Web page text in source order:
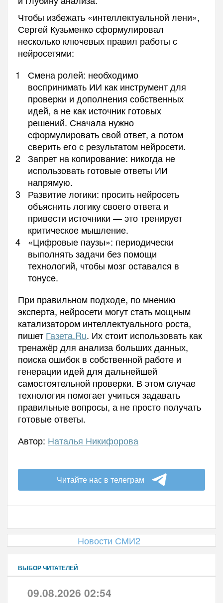
Чтобы избежать «интеллектуальной лени»,
Сергей Кузьменко сформулировал
несколько ключевых правил работы с
нейросетями:
Смена ролей: необходимо
воспринимать ИИ как инструмент для
проверки и дополнения собственных
идей, а не как источник готовых
решений. Сначала нужно
сформулировать свой ответ, а потом
сверить его с результатом нейросети.
Запрет на копирование: никогда не
использовать готовые ответы ИИ
напрямую.
Развитие логики: просить нейросеть
объяснить логику своего ответа и
привести источники — это тренирует
критическое мышление.
«Цифровые паузы»: периодически
выполнять задачи без помощи
технологий, чтобы мозг оставался в
тонусе.
При правильном подходе, по мнению
эксперта, нейросети могут стать мощным
катализатором интеллектуального роста,
пишет Газета.Ru. Их стоит использовать как
тренажёр для анализа больших данных,
поиска ошибок в собственной работе и
генерации идей для дальнейшей
самостоятельной проверки. В этом случае
технология помогает учиться задавать
правильные вопросы, а не просто получать
готовые ответы.
Автор: Наталья Никифорова
Читайте нас в телеграм
Новости СМИ2
ВЫБОР ЧИТАТЕЛЕЙ
09.08.2026 02:54